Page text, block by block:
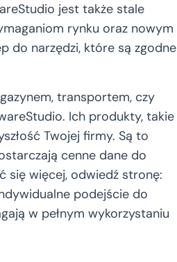
jest także stale
rynku oraz nowym
do narzędzi, które są zgodne
transportem, czy
Ich produkty, takie
Twojej firmy. Są to
cenne dane do
się więcej, odwiedź stronę:
podejście do
w pełnym wykorzystaniu